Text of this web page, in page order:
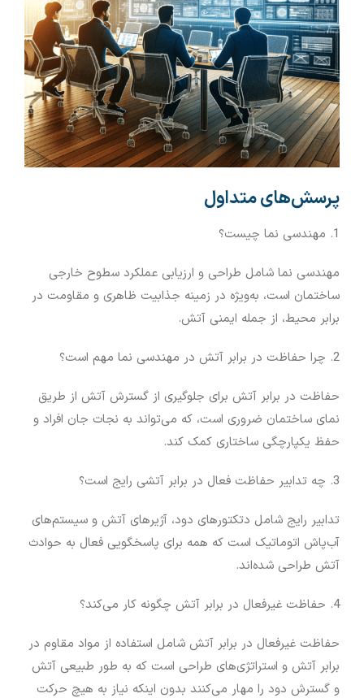
پرسش‌های متداول
1. مهندسی نما چیست؟
مهندسی نما شامل طراحی و ارزیابی عملکرد سطوح خارجی
ساختمان است، به‌ویژه در زمینه جذابیت ظاهری و مقاومت در
برابر محیط، از جمله ایمنی آتش.
2. چرا حفاظت در برابر آتش در مهندسی نما مهم است؟
حفاظت در برابر آتش برای جلوگیری از گسترش آتش از طریق
نمای ساختمان ضروری است، که می‌تواند به نجات جان افراد و
حفظ یکپارچگی ساختاری کمک کند.
3. چه تدابیر حفاظت فعال در برابر آتشی رایج است؟
تدابیر رایج شامل دتکتورهای دود، آژیرهای آتش و سیستم‌های
آب‌پاش اتوماتیک است که همه برای پاسخگویی فعال به حوادث
آتش طراحی شده‌اند.
4. حفاظت غیرفعال در برابر آتش چگونه کار می‌کند؟
حفاظت غیرفعال در برابر آتش شامل استفاده از مواد مقاوم در
برابر آتش و استراتژی‌های طراحی است که به طور طبیعی آتش
و گسترش دود را مهار می‌کنند بدون اینکه نیاز به هیچ حرکت